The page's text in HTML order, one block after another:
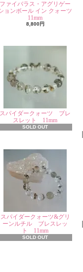
ファイバラス・アグリゲー
ョンボール イン クォーツ
11mm
8,800円
スパイダークォーツ ブレ
スレット 11mm
SOLD OUT
スパイダークォーツ&グリ
ーンルチル ブレスレッ
ト 11mm
SOLD OUT